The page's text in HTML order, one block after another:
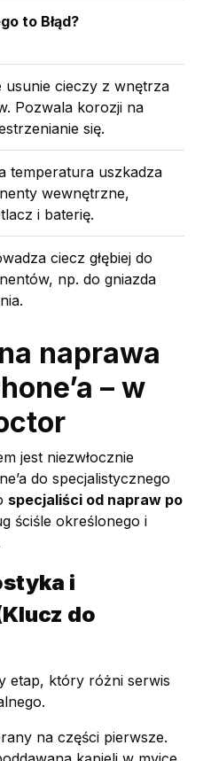
to Błąd?
usunie cieczy z wnętrza
Pozwala korozji na
się.
temperatura uszkadza
wewnętrzne,
i baterię.
ciecz głębiej do
np. do gniazda
naprawa
– w
jest niezwłocznie
do specjalistycznego
specjaliści od napraw po
ściśle określonego i
i
do
etap, który różni serwis
na części pierwsze.